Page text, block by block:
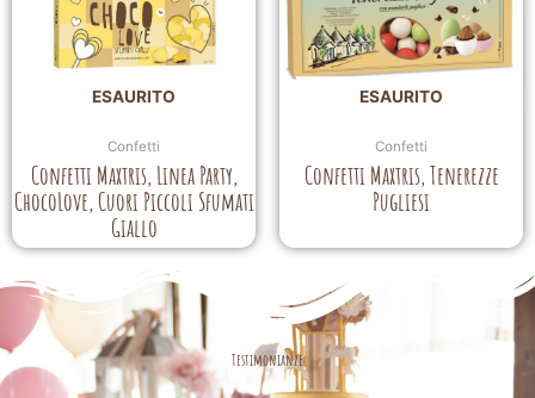
ESAURITO
Confetti
Confetti Maxtris, Linea Party,
ChocoLove, Cuori Piccoli Sfumati
Giallo
ESAURITO
Confetti
Confetti Maxtris, Tenerezze
Pugliesi
Testimonianze